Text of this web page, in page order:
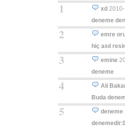
1 xd
deneme
2
emre
hiç asıl
3 emine
deneme
4
Ali
Buda
5 deneme